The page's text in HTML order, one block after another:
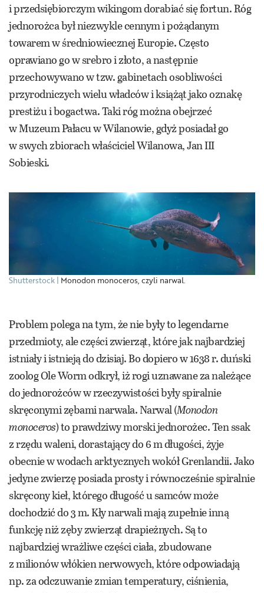
i przedsiębiorczym wikingom dorabiać się fortun. Róg
jednorożca był niezwykle cennym i pożądanym
towarem w średniowiecznej Europie. Często
oprawiano go w srebro i złoto, a następnie
przechowywano w tzw. gabinetach osobliwości
przyrodniczych wielu władców i książąt jako oznakę
prestiżu i bogactwa. Taki róg można obejrzeć
w Muzeum Pałacu w Wilanowie, gdyż posiadał go
w swych zbiorach właściciel Wilanowa, Jan III
Sobieski.
Shutterstock Monodon monoceros, czyli narwal.
Problem polega na tym, że nie były to legendarne
przedmioty, ale części zwierząt, które jak najbardziej
istniały i istnieją do dzisiaj. Bo dopiero w 1638 r. duński
zoolog Ole Worm odkrył, iż rogi uznawane za należące
do jednorożców w rzeczywistości były spiralnie
skręconymi zębami narwala. Narwal (Monodon
monoceros) to prawdziwy morski jednorożec. Ten ssak
z rzędu waleni, dorastający do 6 m długości, żyje
obecnie w wodach arktycznych wokół Grenlandii. Jako
jedyne zwierzę posiada prosty i równocześnie spiralnie
skręcony kieł, którego długość u samców może
dochodzić do 3 m. Kły narwali mają zupełnie inną
funkcję niż zęby zwierząt drapieżnych. Są to
najbardziej wrażliwe części ciała, zbudowane
z milionów włókien nerwowych, które odpowiadają
np. za odczuwanie zmian temperatury, ciśnienia,